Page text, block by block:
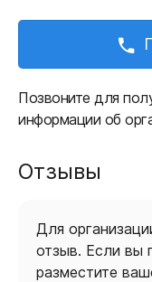
Позвоните для
информации об
Отзывы
Для
отзыв. Если вы
разместите